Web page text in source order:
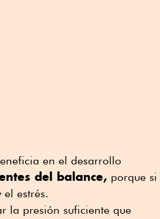
en el desarrollo
del balance, porque si
estrés.
la presión suficiente que